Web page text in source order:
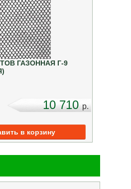
ГАЗОННАЯ Г-9
10 710p.